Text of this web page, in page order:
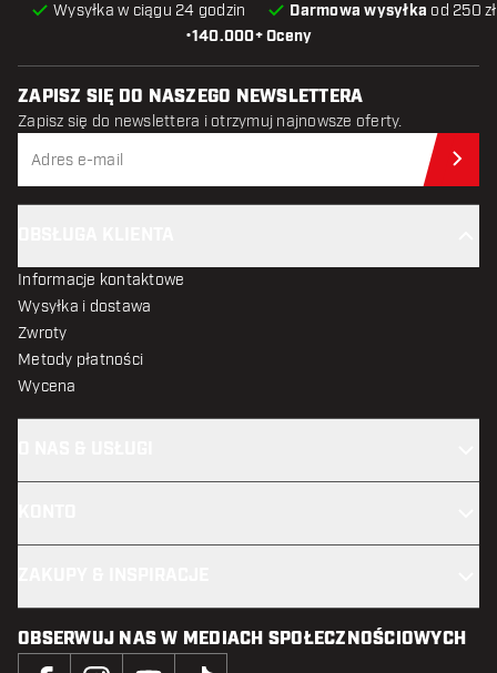
•140.000+ Oceny
Wysyłka w ciągu 24 godzin Darmowa wysyłka od 250
ZAPISZ SIĘ DO NASZEGO NEWSLETTERA
Zapisz się do newslettera i otrzymuj najnowsze oferty.
Informacje kontaktowe
Wysyłka i dostawa
Zwroty
Metody płatności
Wycena
OBSERWUJ NAS W MEDIACH SPOŁECZNOŚCIOWYCH